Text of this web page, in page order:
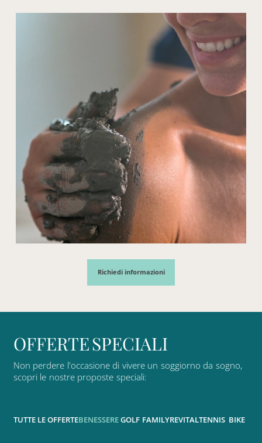
Richiedi informazioni
OFFERTESPECIALI
Non perdere l'occasione di vivere un soggiorno da sogno,
scopri le nostre proposte speciali:
TUTTE LE OFFERTEBENESSERE GOLF FAMILYREVITALTENNIS BIKE